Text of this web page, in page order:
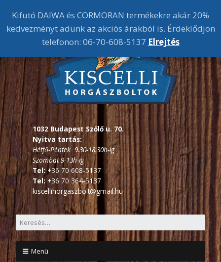
1032 Budapest Szőlő u. 70.
Nyitva tartás:
Hétfő-Péntek 9.30-18.30h-ig
Szombat 9-13h-ig
Tel:+36 70 608-5137
Tel: +36 70 364-5137
kiscellihorgaszbolt@gmail.hu
Menü
Kifutó DAIWA és CORMORAN termékekre akár 20%
kedvezményt adunk az akciós árakból is. Érdeklődjön
telefonon: 06-70-608-5137 Elrejtés